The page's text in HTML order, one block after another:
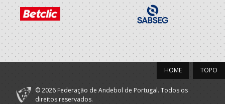
A.A. Braga
CLUBE
DESPORTIVO
XICO ANDEBOL
Seniores M
2019/20
XICO ANDEBOL
Juniores M / Seniores M
TOPO
HOME
© 2026 Federação de Andebol de Portugal. Todos os
direitos reservados.